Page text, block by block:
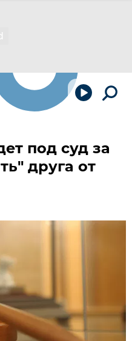
под суд за
друга от